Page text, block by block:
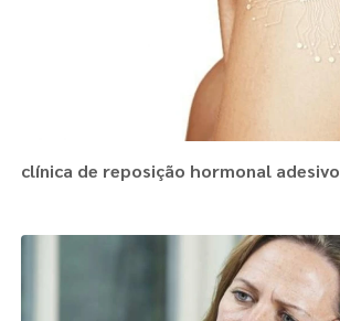
clínica de reposição hormonal adesivo